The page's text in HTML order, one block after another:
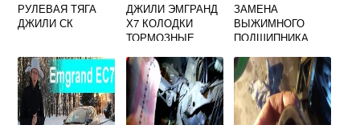
РУЛЕВАЯ ТЯГА
ДЖИЛИ СК
ДЖИЛИ ЭМГРАНД
Х7 КОЛОДКИ
ТОРМОЗНЫЕ
ЗАМЕНА
ВЫЖИМНОГО
ПОДШИПНИКА
ЕС7